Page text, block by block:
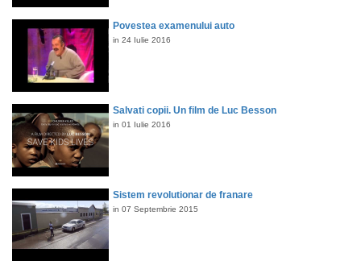
Povestea examenului auto
in 24 Iulie 2016
Salvati copii. Un film de Luc Besson
in 01 Iulie 2016
Sistem revolutionar de franare
in 07 Septembrie 2015